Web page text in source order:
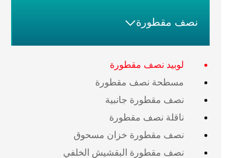
نصف مقطورة
لوبيد نصف مقطورة
مسطحة نصف مقطورة
نصف مقطورة جانبية
ناقلة نصف مقطورة
نصف مقطورة خزان مسحوق
نصف مقطورة البقشيش الخلفي